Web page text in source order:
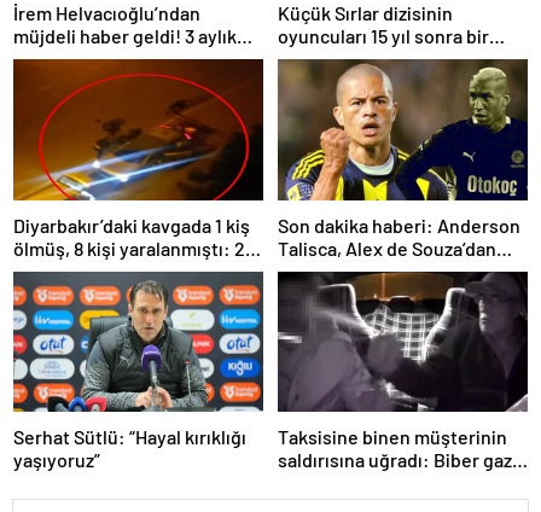
İrem Helvacıoğlu’ndan
müjdeli haber geldi! 3 aylık
hamile
Küçük Sırlar dizisinin
oyuncuları 15 yıl sonra bir
arada
Diyarbakır’daki kavgada 1 kiş
ölmüş, 8 kişi yaralanmıştı: 22
kişi tutuklandı!
Son dakika haberi: Anderson
Talisca, Alex de Souza’dan
sonra ilki yaşadı! Sivasspor’a
attığı gol sonrası…
Serhat Sütlü: “Hayal kırıklığı
yaşıyoruz”
Taksisine binen müşterinin
saldırısına uğradı: Biber gazı